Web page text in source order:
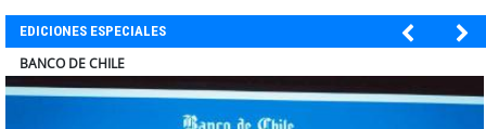
EDICIONES ESPECIALES
ELECTROLUX